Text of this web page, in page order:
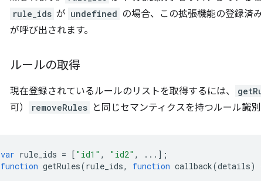
rule_ids が undefined の場合、この拡張機能の登録済
が呼び出されます。
ルールの取得
現在登録されているルールのリストを取得するには、
可）
removeRules と同じセマンティクスを持つルール識
var rule_ids = [ "id1" , "id2" ,
...];
function getRules(rule_ids, function callback(details)